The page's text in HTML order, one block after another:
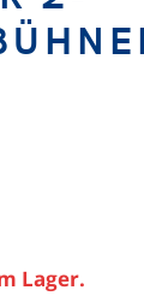
Lager.